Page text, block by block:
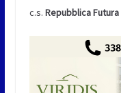
c.s. Repubblica Futura